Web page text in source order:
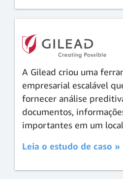
A Gilead criou uma
empresarial escalável
fornecer análise
documentos,
importantes em um
Leia o estudo de caso »